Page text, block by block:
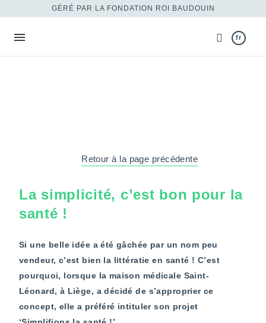
GÉRÉ PAR LA FONDATION ROI BAUDOUIN
fr
Retour à la page précédente
La simplicité, c’est bon pour la
santé !
Si une belle idée a été gâchée par un nom peu
vendeur, c’est bien la littératie en santé ! C’est
pourquoi, lorsque la maison médicale Saint-
Léonard, à Liège, a décidé de s’approprier ce
concept, elle a préféré intituler son projet